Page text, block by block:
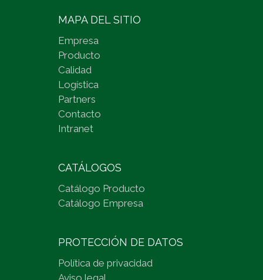
MAPA DEL SITIO
Empresa
Producto
Calidad
Logística
Partners
Contacto
Intranet
CATÁLOGOS
Catálogo Producto
Catálogo Empresa
PROTECCIÓN DE DATOS
Política de privacidad
Aviso legal